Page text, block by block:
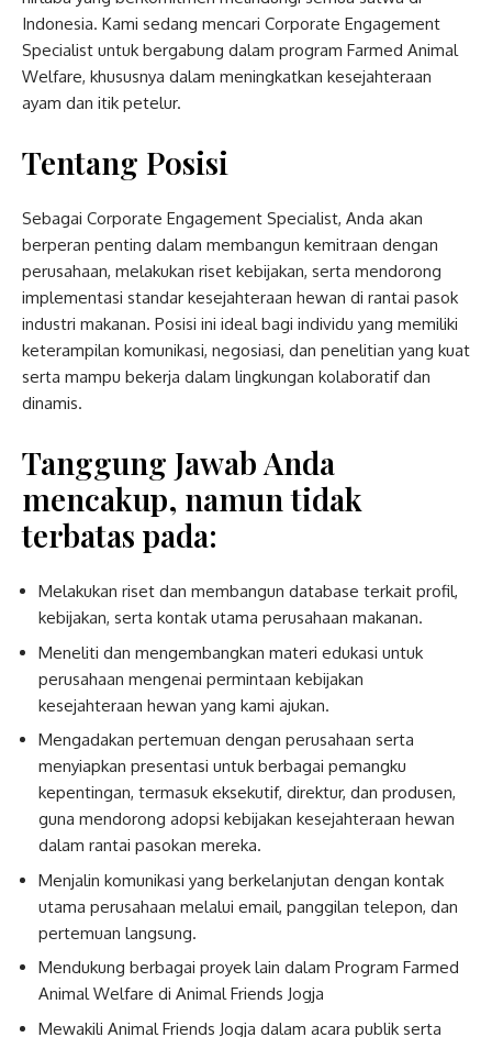
Indonesia. Kami sedang mencari Corporate Engagement
Specialist untuk bergabung dalam program Farmed Animal
Welfare, khususnya dalam meningkatkan kesejahteraan
ayam dan itik petelur.
Tentang Posisi
Sebagai Corporate Engagement Specialist, Anda akan
berperan penting dalam membangun kemitraan dengan
perusahaan, melakukan riset kebijakan, serta mendorong
implementasi standar kesejahteraan hewan di rantai pasok
industri makanan. Posisi ini ideal bagi individu yang memiliki
keterampilan komunikasi, negosiasi, dan penelitian yang kuat
serta mampu bekerja dalam lingkungan kolaboratif dan
dinamis.
Tanggung Jawab Anda
mencakup, namun tidak
terbatas pada:
Melakukan riset dan membangun database terkait profil,
kebijakan, serta kontak utama perusahaan makanan.
Meneliti dan mengembangkan materi edukasi untuk
perusahaan mengenai permintaan kebijakan
kesejahteraan hewan yang kami ajukan.
Mengadakan pertemuan dengan perusahaan serta
menyiapkan presentasi untuk berbagai pemangku
kepentingan, termasuk eksekutif, direktur, dan produsen,
guna mendorong adopsi kebijakan kesejahteraan hewan
dalam rantai pasokan mereka.
Menjalin komunikasi yang berkelanjutan dengan kontak
utama perusahaan melalui email, panggilan telepon, dan
pertemuan langsung.
Mendukung berbagai proyek lain dalam Program Farmed
Animal Welfare di Animal Friends Jogja
Mewakili Animal Friends Jogja dalam acara publik serta